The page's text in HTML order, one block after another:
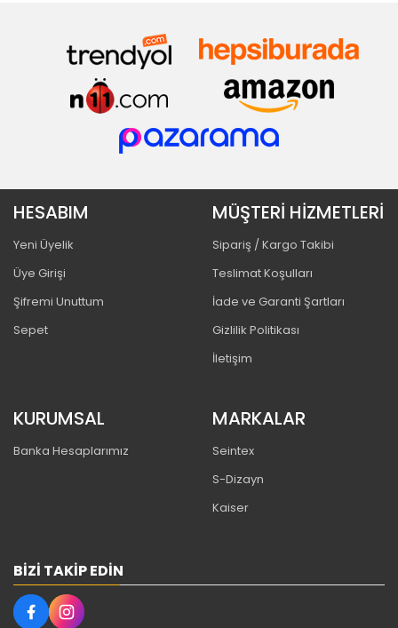
HESABIM
Yeni Üyelik
Üye Girişi
Şifremi Unuttum
Sepet
MÜŞTERİ HİZMETLERİ
Sipariş / Kargo Takibi
Teslimat Koşulları
İade ve Garanti Şartları
Gizlilik Politikası
İletişim
KURUMSAL
Banka Hesaplarımız
MARKALAR
Seintex
S-Dizayn
Kaiser
BIZI TAKIP EDIN